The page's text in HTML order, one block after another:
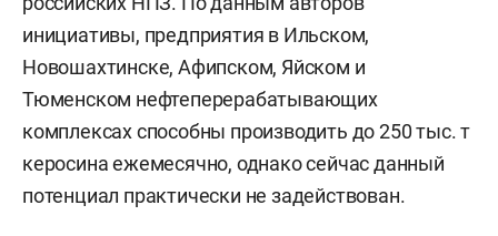
инициативы, предприятия в Ильском,
Новошахтинске, Афипском, Яйском и
Тюменском нефтеперерабатывающих
комплексах способны производить до 250 тыс. т
керосина ежемесячно, однако сейчас данный
потенциал практически не задействован.